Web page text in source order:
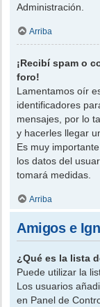
Administración.
Arriba
¡Recibí spam o
foro!
Lamentamos oír
identificadores
mensajes, por lo
y hacerles llegar
Es muy
los datos del
tomará medidas.
Arriba
Amigos e
¿Qué es la lista
Puede utilizar la
Los usuarios
en Panel de